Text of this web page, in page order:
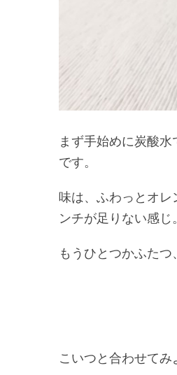
まず手始めに炭酸
です。
味は、ふわっとオ
ンチが足りない感じ。
もうひとつかふたつ
こいつと合わせてみ